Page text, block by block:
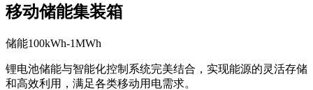
移动储能集装箱
储能100kWh-1MWh
锂电池储能与智能化控制系统完美结合，实现能源的灵活存储
和高效利用，满足各类移动用电需求。